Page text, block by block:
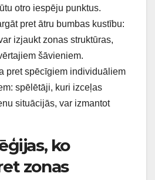
otro iespēju punktus.
pret ātru bumbas kustību:
izjaukt zonas struktūras,
šāvieniem.
pret spēcīgiem individuāliem
spēlētāji, kuri izceļas
situācijās, var izmantot
ko
zonas